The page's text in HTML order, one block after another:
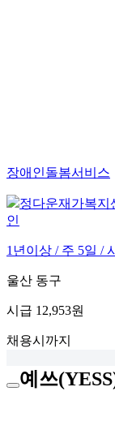
장애인돌봄서비스
정다운재가복지
인
1년이상 / 주 5일 /
울산 동구
시급 12,953원
채용시까지
예쓰